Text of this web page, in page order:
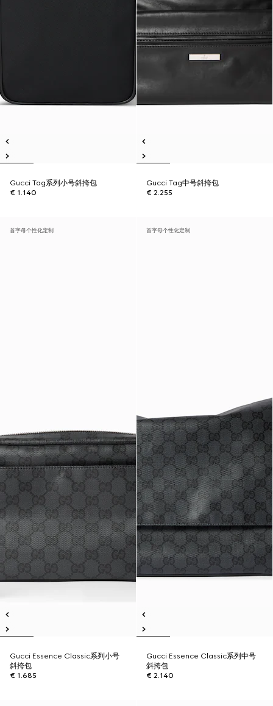
Gucci Tag系列小号斜挎包
€ 1.140
Gucci Tag中号斜挎包
€ 2.255
首字母个性化定制
Gucci Essence Classic系列小号
斜挎包
€ 1.685
首字母个性化定制
Gucci Essence Classic系列中号
斜挎包
€ 2.140